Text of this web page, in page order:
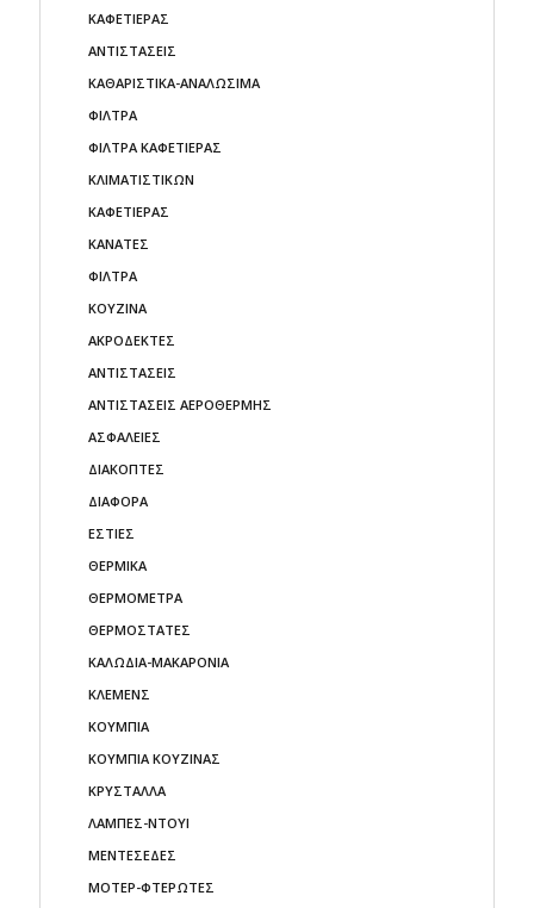
ΚΑΦΕΤΙΕΡΑΣ
ΑΝΤΙΣΤΑΣΕΙΣ
ΚΑΘΑΡΙΣΤΙΚΑ-ΑΝΑΛΩΣΙΜΑ
ΦΙΛΤΡΑ
ΦΙΛΤΡΑ ΚΑΦΕΤΙΕΡΑΣ
ΚΛΙΜΑΤΙΣΤΙΚΩΝ
ΚΑΦΕΤΙΕΡΑΣ
ΚΑΝΑΤΕΣ
ΦΙΛΤΡΑ
ΚΟΥΖΙΝΑ
ΑΚΡΟΔΕΚΤΕΣ
ΑΝΤΙΣΤΑΣΕΙΣ
ΑΝΤΙΣΤΑΣΕΙΣ ΑΕΡΟΘΕΡΜΗΣ
ΑΣΦΑΛΕΙΕΣ
ΔΙΑΚΟΠΤΕΣ
ΔΙΑΦΟΡΑ
ΕΣΤΙΕΣ
ΘΕΡΜΙΚΑ
ΘΕΡΜΟΜΕΤΡΑ
ΘΕΡΜΟΣΤΑΤΕΣ
ΚΑΛΩΔΙΑ-ΜΑΚΑΡΟΝΙΑ
ΚΛΕΜΕΝΣ
ΚΟΥΜΠΙΑ
ΚΟΥΜΠΙΑ ΚΟΥΖΙΝΑΣ
ΚΡΥΣΤΑΛΛΑ
ΛΑΜΠΕΣ-ΝΤΟΥΙ
ΜΕΝΤΕΣΕΔΕΣ
ΜΟΤΕΡ-ΦΤΕΡΩΤΕΣ